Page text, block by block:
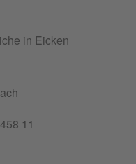
in Eicken
11